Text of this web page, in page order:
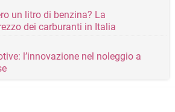
un litro di benzina? La
dei carburanti in Italia
l’innovazione nel noleggio a